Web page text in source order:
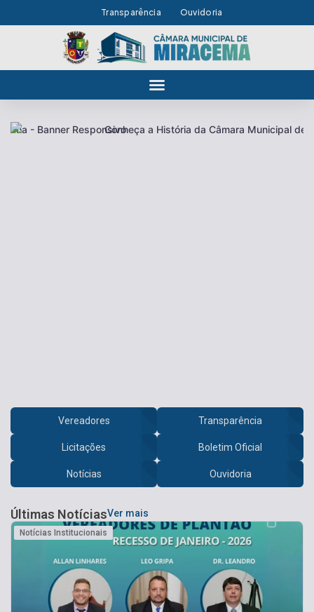
Transparência Ouvidoria
Vereadores Transparência
Licitações Boletim Oficial
Notícias Ouvidoria
Últimas NotíciasVer mais
Notícias Institucionais